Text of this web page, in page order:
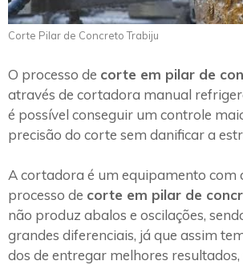
Corte Pilar de Concreto Trabiju
O processo de corte em pilar de
através de cortadora manual
é possível conseguir um controle
precisão do corte sem danificar a
A cortadora é um equipamento com
processo de corte em pilar de
não produz abalos e oscilações,
grandes diferenciais, já que assim
dos de entregar melhores